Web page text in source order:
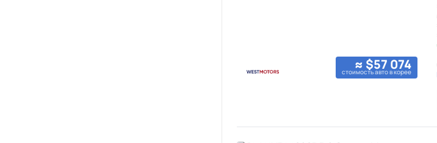
≈ $57 074
стоимость авто в корее